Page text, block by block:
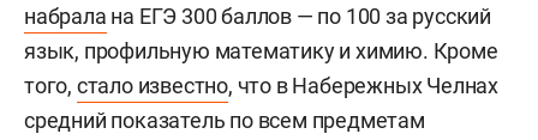
набрала на ЕГЭ 300 баллов — по 100 за русский
язык, профильную математику и химию. Кроме
того, стало известно, что в Набережных Челнах
средний показатель по всем предметам